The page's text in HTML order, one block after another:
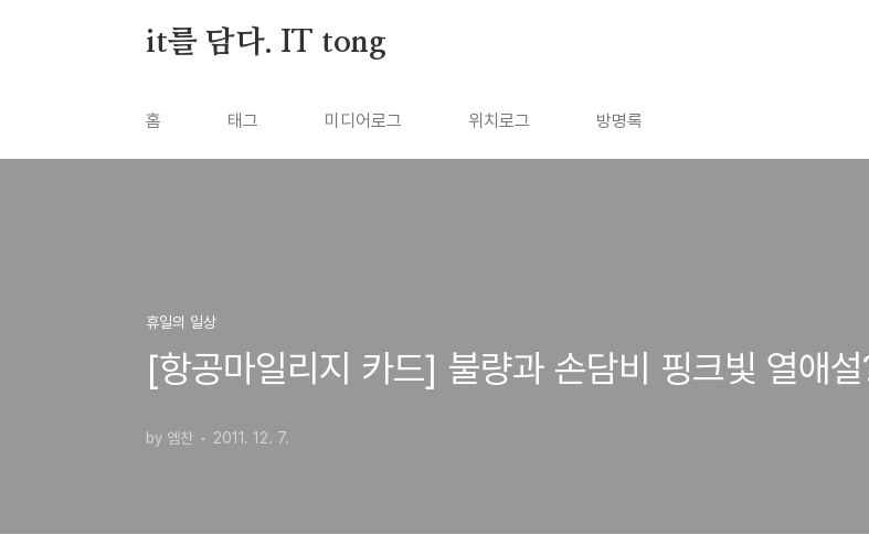
it를 담다. IT tong
홈 태그 미디어로그 위치로그 방명록
휴일의 일상
[항공마일리지 카드] 불량과 손담비 핑크빛 열애
by 엠찬 2011. 12. 7.